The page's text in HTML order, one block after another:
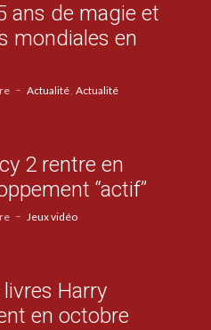
ans de magie et
mondiales en
Actualité Actualité
2 rentre en
“actif”
Jeux vidéo
Harry
en octobre